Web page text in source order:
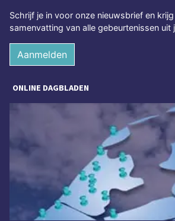
Schrijf je in voor onze nieuwsbrief en
samenvatting van alle gebeurtenissen uit
Aanmelden
ONLINE DAGBLADEN